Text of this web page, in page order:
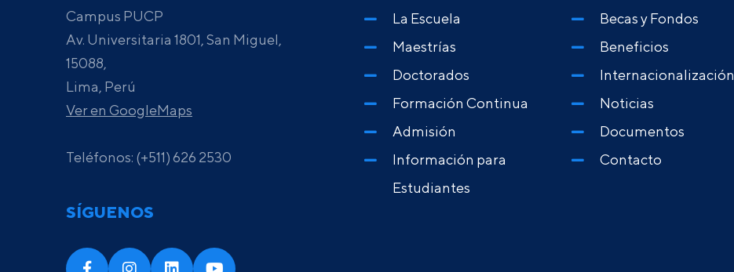
Campus PUCP
Av. Universitaria 1801, San Miguel,
15088,
Lima, Perú
Ver en GoogleMaps
Teléfonos: (+511) 626 2530
SÍGUENOS
La Escuela
Maestrías
Doctorados
Formación Continua
Admisión
Información para
Estudiantes
Becas y Fondos
Beneficios
Internacionalización
Noticias
Documentos
Contacto